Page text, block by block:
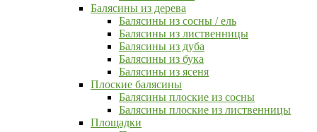
Балясины из дерева
Балясины из сосны / ель
Балясины из лиственницы
Балясины из дуба
Балясины из бука
Балясины из ясеня
Плоские балясины
Балясины плоские из сосны
Балясины плоские из лиственницы
Площадки